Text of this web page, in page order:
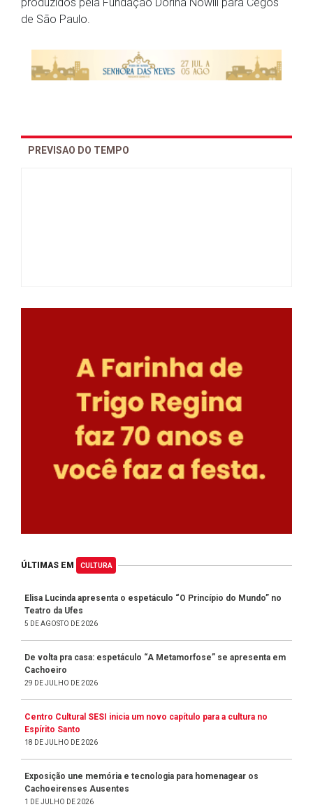
de São Paulo.
PREVISAO DO TEMPO
ÚLTIMAS EM CULTURA
Elisa Lucinda apresenta o espetáculo “O Princípio do Mundo” no
Teatro da Ufes
5 DE AGOSTO DE 2026
De volta pra casa: espetáculo “A Metamorfose” se apresenta em
Cachoeiro
29 DE JULHO DE 2026
Centro Cultural SESI inicia um novo capítulo para a cultura no
Espírito Santo
18 DE JULHO DE 2026
Exposição une memória e tecnologia para homenagear os
Cachoeirenses Ausentes
1 DE JULHO DE 2026